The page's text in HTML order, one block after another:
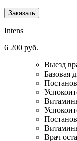
Заказать
Intens
6 200 руб.
Выезд
Базовая
Врач